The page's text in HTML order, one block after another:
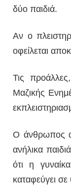
δύο παιδιά.
Αν ο
οφείλεται
Τις
Μαζικής
Ο άνθρωπος
ανήλικα
ότι η
καταφεύγει